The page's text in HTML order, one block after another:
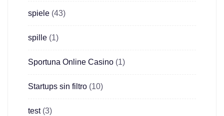
spiele (43)
spille (1)
Sportuna Online Casino (1)
Startups sin filtro (10)
test(3)